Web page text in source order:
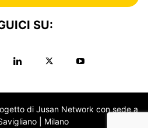
SU:
di Jusan Network con sede a
| Milano